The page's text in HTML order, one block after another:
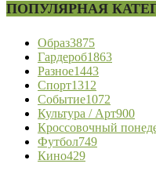
ПОПУЛЯРНАЯ
Образ3875
Гардероб1863
Разное1443
Спорт1312
Событие1072
Культура / Арт900
Кроссовочный
Футбол749
Кино429